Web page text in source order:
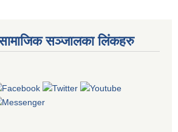
सञ्जालका लिंकहरु